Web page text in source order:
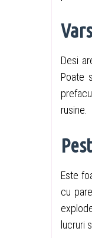
Desi
Poate
rusine.
Este
cu
lucruri